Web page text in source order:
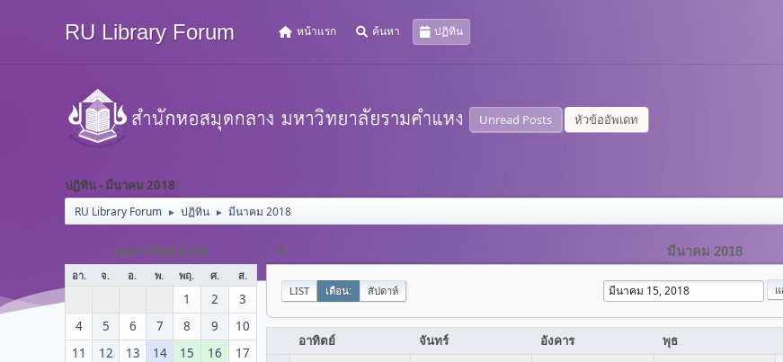
RU Library Forum หน้าแรก ค้นหา ปฏิทิน
Unread Posts หัวข้ออัพเดท
ปฏิทิน - มีนาคม 2018
RU Library Forum ► ปฏิทิน ► มีนาคม 2018
กุมภาพันธ์ 2018
อา. จ. อ. พ. พฤ. ศ. ส.
1 2
3
4
5 6 7 8 9
10
11
12 13 14 15 16
17
« มีนาคม 2018
LIST เดือน: สัปดาห์
อาทิตย์ จันทร์ อังคาร พุธ